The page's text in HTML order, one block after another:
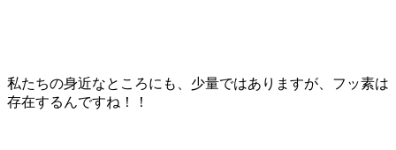
私たちの身近なところにも、少量ではありますが、フッ素は
存在するんですね！！